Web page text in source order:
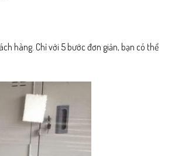
hàng. Chỉ với 5 bước đơn giản, bạn có thể